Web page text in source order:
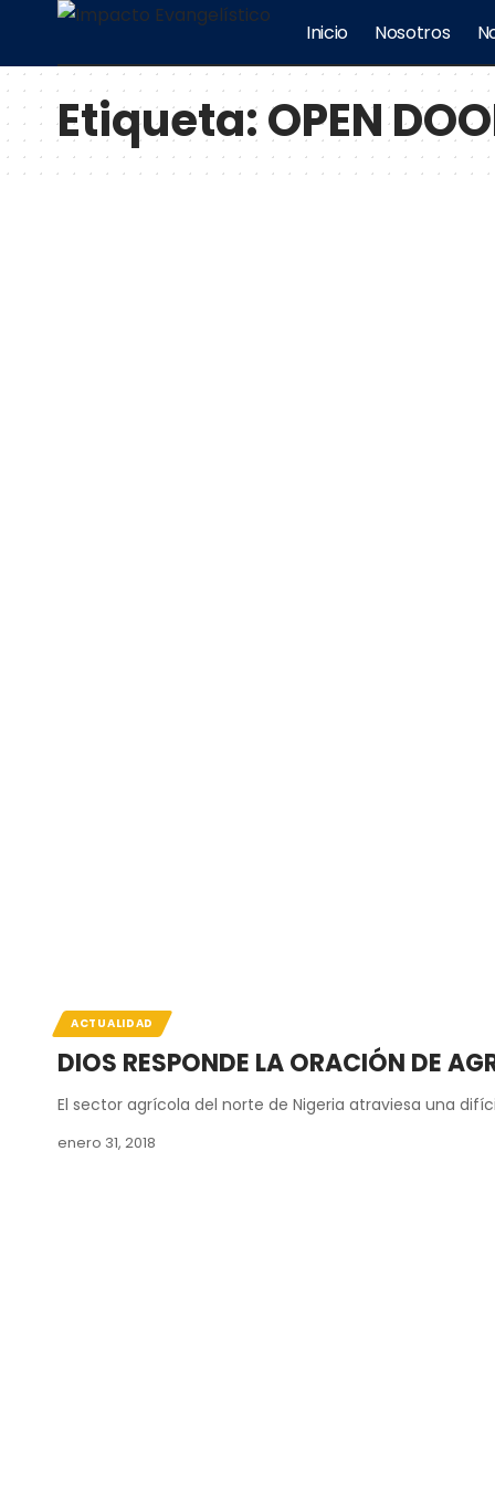
Inicio Nosotros
Etiqueta:OPEN
ACTUALIDAD
DIOS RESPONDE LA ORACIÓN DE
El sector agrícola del norte de Nigeria atraviesa una
enero 31, 2018